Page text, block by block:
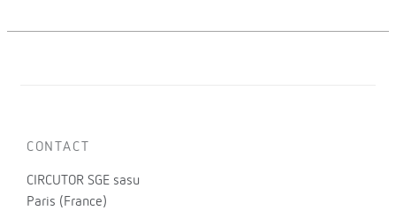
CONTACT
CIRCUTOR SGE sasu
Paris (France)